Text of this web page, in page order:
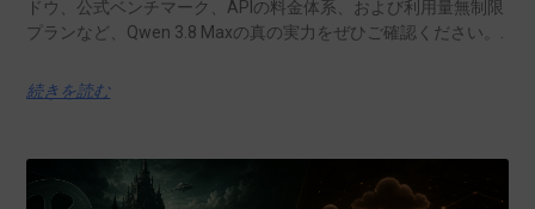
ドウ、公式ベンチマーク、APIの料金体系、および利用量無制限
プランなど、Qwen 3.8 Maxの真の実力をぜひご確認ください。.
続きを読む